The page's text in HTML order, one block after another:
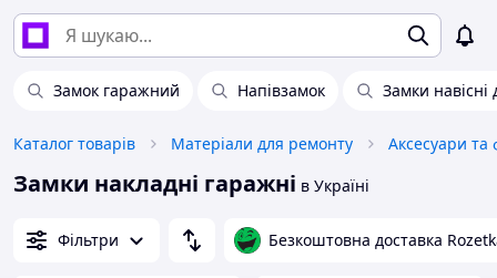
Замок гаражний Напівзамок Замки
Каталог товарів Матеріали для ремонту
Замки накладні гаражні в Україні
Фільтри Безкоштовна доставка